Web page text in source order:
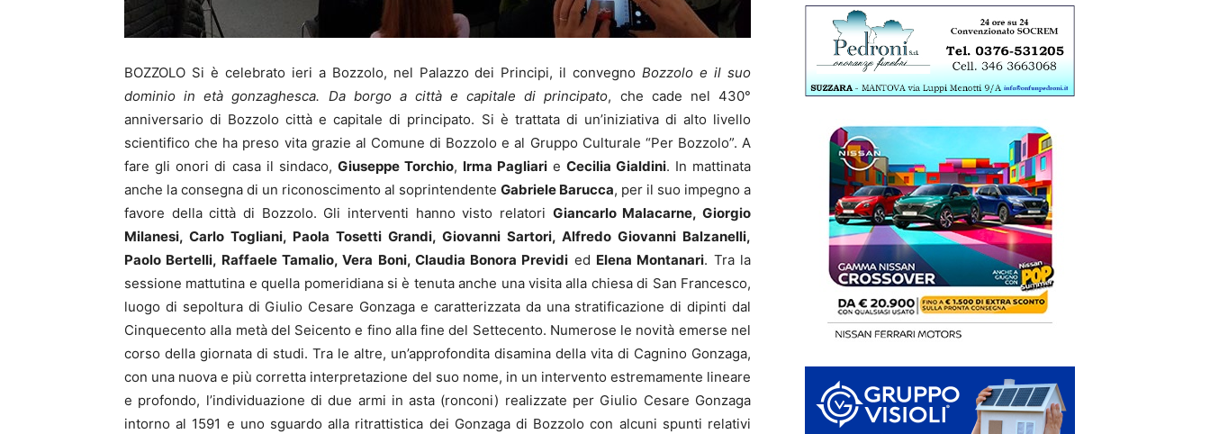
BOZZOLO Si è celebrato ieri a Bozzolo, nel Palazzo dei Principi, il convegnoBozzolo e il suo
dominio in età gonzaghesca. Da borgo a città e capitale di principato, che cade nel 430°
anniversario di Bozzolo città e capitale di principato. Si è trattata di un’iniziativa di alto livello
scientifico che ha preso vita grazie al Comune di Bozzolo e al Gruppo Culturale “Per Bozzolo”. A
fare gli onori di casa il sindaco, Giuseppe Torchio, Irma Pagliari e Cecilia Gialdini. In mattinata
anche la consegna di un riconoscimento al soprintendente Gabriele Barucca, per il suo impegno a
favore della città di Bozzolo. Gli interventi hanno visto relatori Giancarlo Malacarne, Giorgio
Milanesi, Carlo Togliani, Paola Tosetti Grandi, Giovanni Sartori, Alfredo Giovanni Balzanelli,
Paolo Bertelli, Raffaele Tamalio, Vera Boni, Claudia Bonora Previdi ed Elena Montanari. Tra la
sessione mattutina e quella pomeridiana si è tenuta anche una visita alla chiesa di San Francesco,
luogo di sepoltura di Giulio Cesare Gonzaga e caratterizzata da una stratificazione di dipinti dal
Cinquecento alla metà del Seicento e fino alla fine del Settecento. Numerose le novità emerse nel
corso della giornata di studi. Tra le altre, un’approfondita disamina della vita di Cagnino Gonzaga,
con una nuova e più corretta interpretazione del suo nome, in un intervento estremamente lineare
e profondo, l’individuazione di due armi in asta (ronconi) realizzate per Giulio Cesare Gonzaga
intorno al 1591 e uno sguardo alla ritrattistica dei Gonzaga di Bozzolo con alcuni spunti relativi